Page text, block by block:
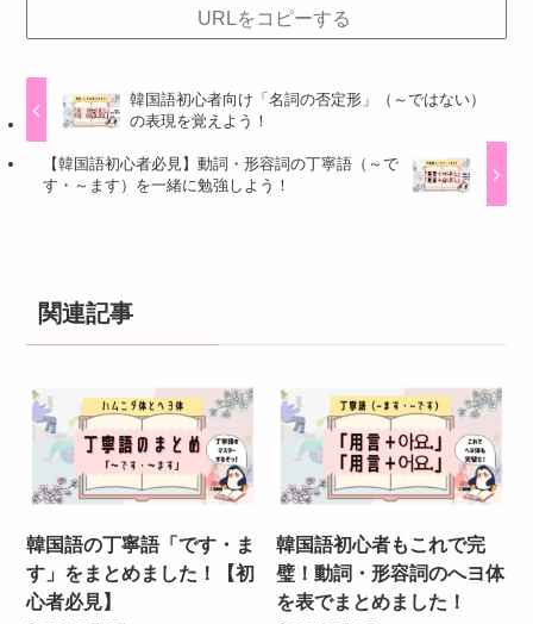
URLをコピーする
韓国語初心者向け「名詞の否定形」（～ではない）
の表現を覚えよう！
【韓国語初心者必見】動詞・形容詞の丁寧語（～で
す・～ます）を一緒に勉強しよう！
関連記事
韓国語の丁寧語「です・ま
す」をまとめました！【初
心者必見】
韓国語初心者もこれで完
璧！動詞・形容詞のへヨ体
を表でまとめました！